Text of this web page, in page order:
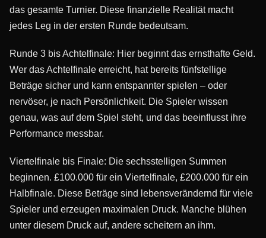
das gesamte Turnier. Diese finanzielle Realität macht
jedes Leg in der ersten Runde bedeutsam.
Runde 3 bis Achtelfinale: Hier beginnt das ernsthafte Geld.
Wer das Achtelfinale erreicht, hat bereits fünfstellige
Beträge sicher und kann entspannter spielen – oder
nervöser, je nach Persönlichkeit. Die Spieler wissen
genau, was auf dem Spiel steht, und das beeinflusst ihre
Performance messbar.
Viertelfinale bis Finale: Die sechsstelligen Summen
beginnen. £100.000 für ein Viertelfinale, £200.000 für ein
Halbfinale. Diese Beträge sind lebensverändernd für viele
Spieler und erzeugen maximalen Druck. Manche blühen
unter diesem Druck auf, andere scheitern an ihm.